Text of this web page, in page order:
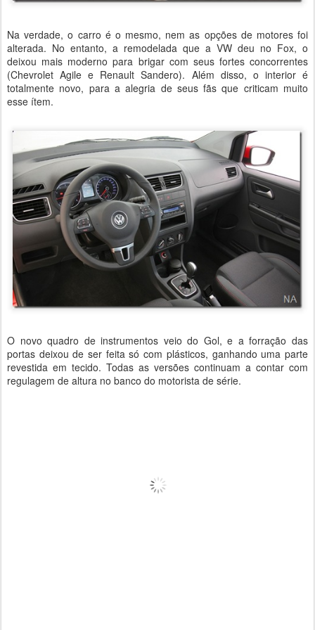
Na verdade, o carro é o mesmo, nem as opções de motores foi
alterada. No entanto, a remodelada que a VW deu no Fox, o
deixou mais moderno para brigar com seus fortes concorrentes
(Chevrolet Agile e Renault Sandero). Além disso, o interior é
totalmente novo, para a alegria de seus fãs que criticam muito
esse ítem.
O novo quadro de instrumentos veio do Gol, e a forração das
portas deixou de ser feita só com plásticos, ganhando uma parte
revestida em tecido. Todas as versões continuam a contar com
regulagem de altura no banco do motorista de série.